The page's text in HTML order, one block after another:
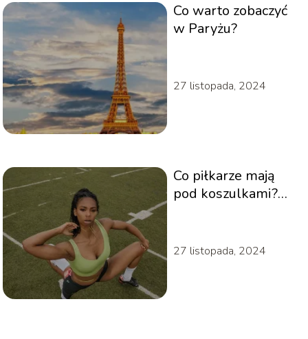
Co warto zobaczyć
w Paryżu?
27 listopada, 2024
Co piłkarze mają
pod koszulkami?
27 listopada, 2024